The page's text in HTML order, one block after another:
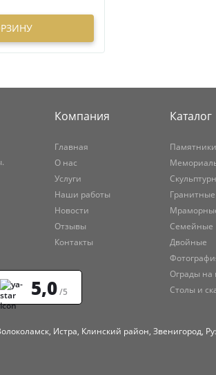
5,0/5
Компания
Главная
О нас
Услуги
Наши работы
Новости
Отзывы
Контакты
Каталог
Памятники
Гранитные
Семейные
Двойные
Ограды на
Столы и
Истра, Клинский район, Звенигород,